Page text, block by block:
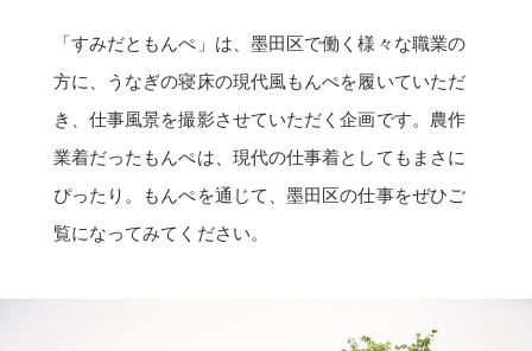
「すみだともんぺ」は、墨田区で働く様々な職業の
方に、うなぎの寝床の現代風もんぺを履いていただ
き、仕事風景を撮影させていただく企画です。農作
業着だったもんぺは、現代の仕事着としてもまさに
ぴったり。もんぺを通じて、墨田区の仕事をぜひご
覧になってみてください。